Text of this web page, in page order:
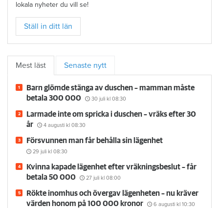
lokala nyheter du vill se!
Ställ in ditt län
Mest läst Senaste nytt
Barn glömde stänga av duschen – mamman måste
betala 300 000
30 juli kl 08:30
Larmade inte om spricka i duschen – vräks efter 30
år
4 augusti kl 08:30
Försvunnen man får behålla sin lägenhet
29 juli kl 08:30
Kvinna kapade lägenhet efter vräkningsbeslut – får
betala 50 000
27 juli kl 08:00
Rökte inomhus och övergav lägenheten – nu kräver
värden honom på 100 000 kronor
6 augusti kl 10:30